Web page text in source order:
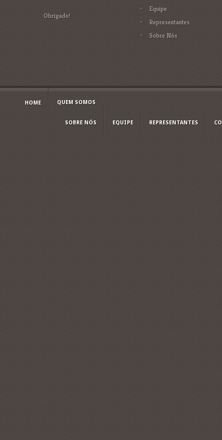
Obrigado!
Equipe
Representantes
Sobre Nós
HOME QUEM SOMOS
SOBRE NÓS EQUIPE REPRESENTANTES